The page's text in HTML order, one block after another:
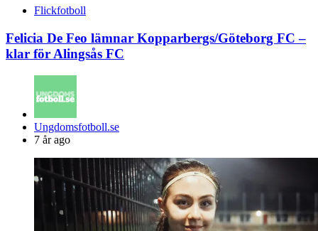
Flickfotboll
Felicia De Feo lämnar Kopparbergs/Göteborg FC –
klar för Alingsås FC
Posted
by
Ungdomsfotboll.se
7 år ago